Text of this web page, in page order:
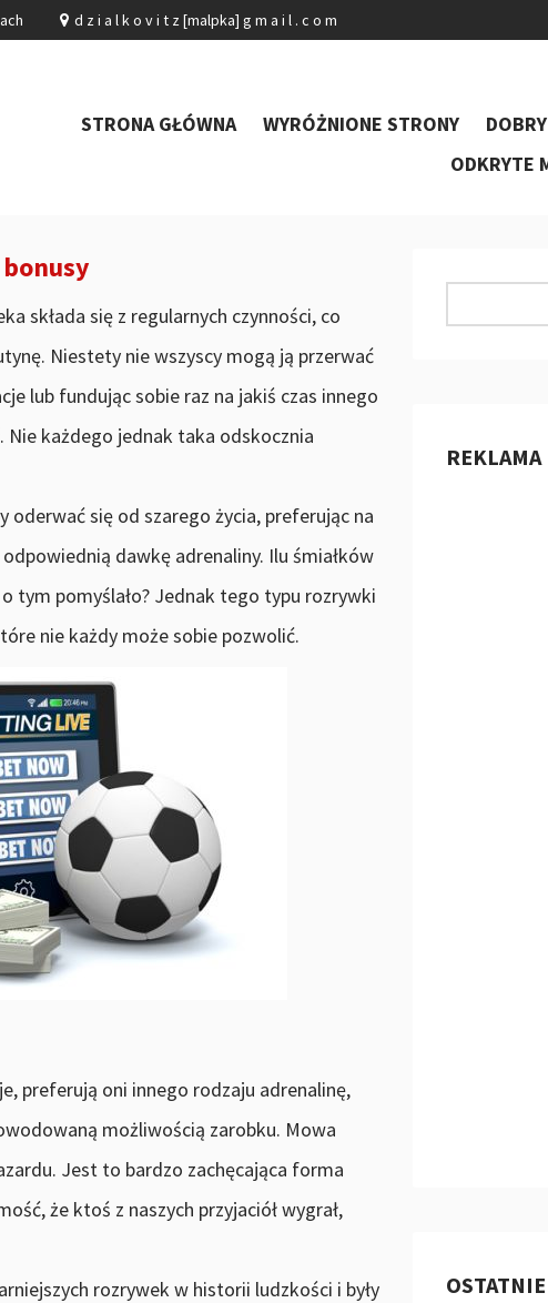
d z i a l k o v i t z [malpka] g m a i l . c o m
STRONA GŁÓWNA WYRÓŻNIONE STRONY
ODKRYTE
składa się z regularnych czynności, co
Niestety nie wszyscy mogą ją przerwać
lub fundując sobie raz na jakiś czas innego
każdego jednak taka odskocznia
się od szarego życia, preferując na
dawkę adrenaliny. Ilu śmiałków
tym pomyślało? Jednak tego typu rozrywki
nie każdy może sobie pozwolić.
preferują oni innego rodzaju adrenalinę,
możliwością zarobku. Mowa
Jest to bardzo zachęcająca forma
że ktoś z naszych przyjaciół wygrał,
rozrywek w historii ludzkości i były
REKLAMA